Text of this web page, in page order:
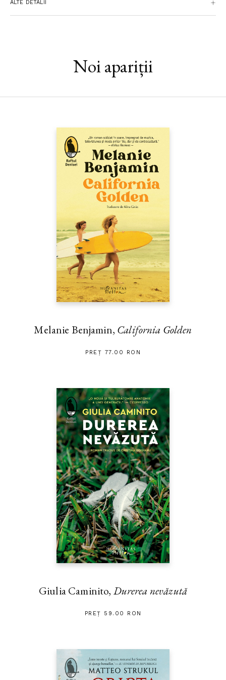
ALTE DETALII
Noi apariții
Melanie Benjamin, California Golden
PREȚ 77.00 RON
Giulia Caminito, Durerea nevăzută
PREȚ 59.00 RON